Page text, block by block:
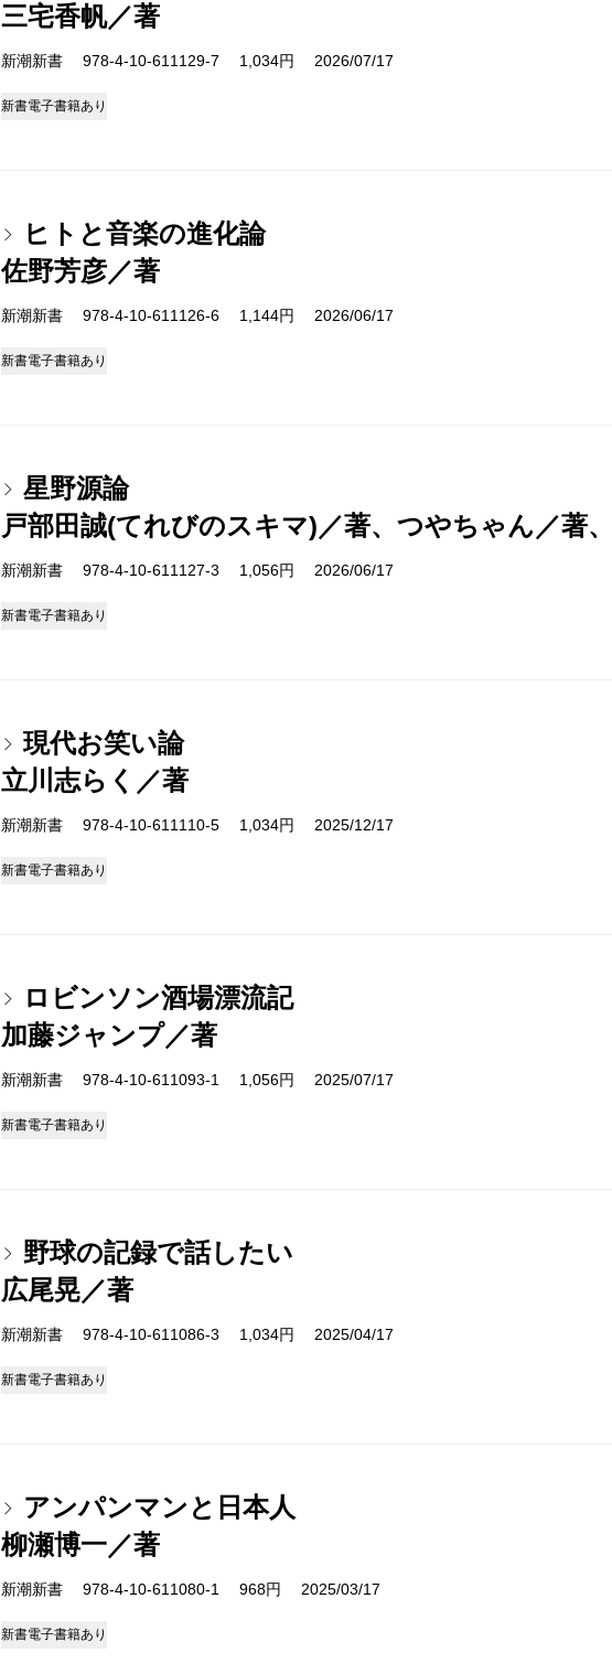
三宅香帆／著
新潮新書 978-4-10-611129-7 1,034円 2026/07/17
新書電子書籍あり
ヒトと音楽の進化論
佐野芳彦／著
新潮新書 978-4-10-611126-6 1,144円 2026/06/17
新書電子書籍あり
星野源論
戸部田誠(てれびのスキマ)／著、つやちゃん／著
新潮新書 978-4-10-611127-3 1,056円 2026/06/17
新書電子書籍あり
現代お笑い論
立川志らく／著
新潮新書 978-4-10-611110-5 1,034円 2025/12/17
新書電子書籍あり
ロビンソン酒場漂流記
加藤ジャンプ／著
新潮新書 978-4-10-611093-1 1,056円 2025/07/17
新書電子書籍あり
野球の記録で話したい
広尾晃／著
新潮新書 978-4-10-611086-3 1,034円 2025/04/17
新書電子書籍あり
アンパンマンと日本人
柳瀬博一／著
新潮新書 978-4-10-611080-1 968円 2025/03/17
新書電子書籍あり